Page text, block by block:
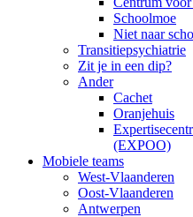
Schoolmoe
Niet naar
Transitiepsychiatrie
Zit je in een dip?
Ander
Cachet
Oranjehuis
(EXPOO)
Mobiele teams
West-Vlaanderen
Oost-Vlaanderen
Antwerpen